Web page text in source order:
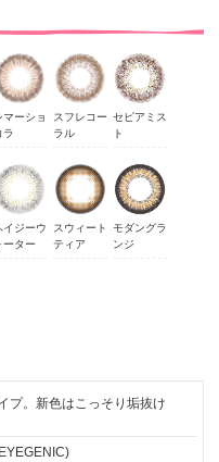
マーショ
ラ
スフレコー
ラル
セピアミス
ト
イジーウ
ーター
スウィート
ティア
モダングラ
ンジ
プ。新色はこっそり垢抜け